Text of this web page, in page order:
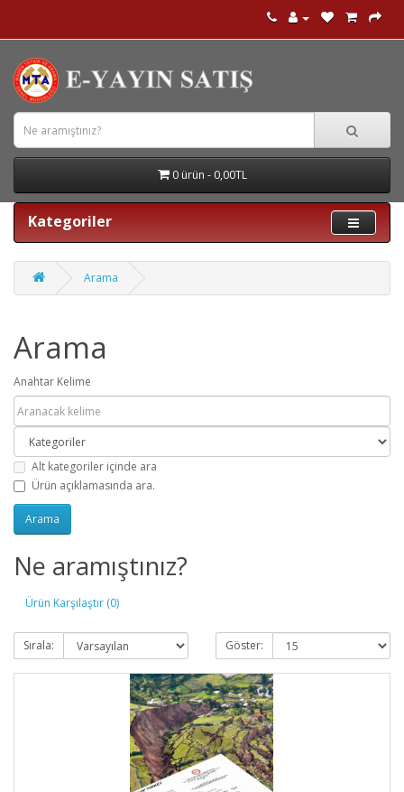
0 ürün - 0,00TL
Kategoriler
Arama
Arama
Anahtar Kelime
Alt kategoriler içinde ara
Ürün açıklamasında ara.
Ne aramıştınız?
Ürün Karşılaştır (0)
Sırala: Göster: